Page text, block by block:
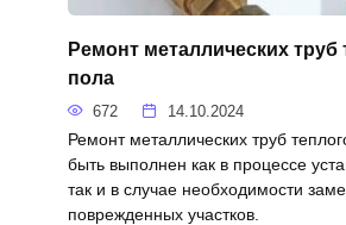
Ремонт металлических труб
пола
672 14.10.2024
Ремонт металлических труб
быть выполнен как в процессе
так и в случае необходимости
поврежденных участков.